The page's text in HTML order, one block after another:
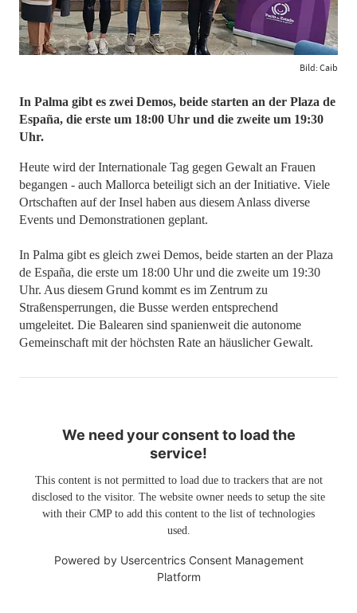
Bild: Caib
In Palma gibt es zwei Demos, beide starten an der Plaza de
España, die erste um 18:00 Uhr und die zweite um 19:30
Uhr.
Heute wird der Internationale Tag gegen Gewalt an Frauen
begangen - auch Mallorca beteiligt sich an der Initiative. Viele
Ortschaften auf der Insel haben aus diesem Anlass diverse
Events und Demonstrationen geplant.
In Palma gibt es gleich zwei Demos, beide starten an der Plaza
de España, die erste um 18:00 Uhr und die zweite um 19:30
Uhr. Aus diesem Grund kommt es im Zentrum zu
Straßensperrungen, die Busse werden entsprechend
umgeleitet. Die Balearen sind spanienweit die autonome
Gemeinschaft mit der höchsten Rate an häuslicher Gewalt.
We need your consent to load the
service!
This content is not permitted to load due to trackers that are not
disclosed to the visitor. The website owner needs to setup the site
with their CMP to add this content to the list of technologies
used.
Powered by Usercentrics Consent Management
Platform